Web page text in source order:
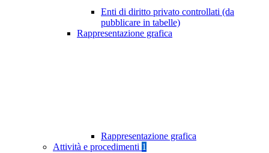
Enti di diritto privato controllati (da
pubblicare in tabelle)
Rappresentazione grafica
Rappresentazione grafica
Attività e procedimenti 1